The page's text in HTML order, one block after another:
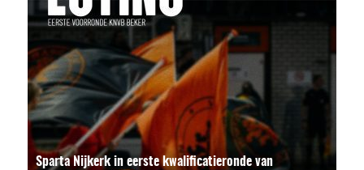
Sparta Nijkerk in eerste kwalificatieronde van